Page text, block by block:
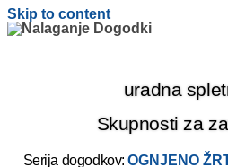
Skip to content
uradna
Skupnosti za
Serija dogodkov:OGNJENO